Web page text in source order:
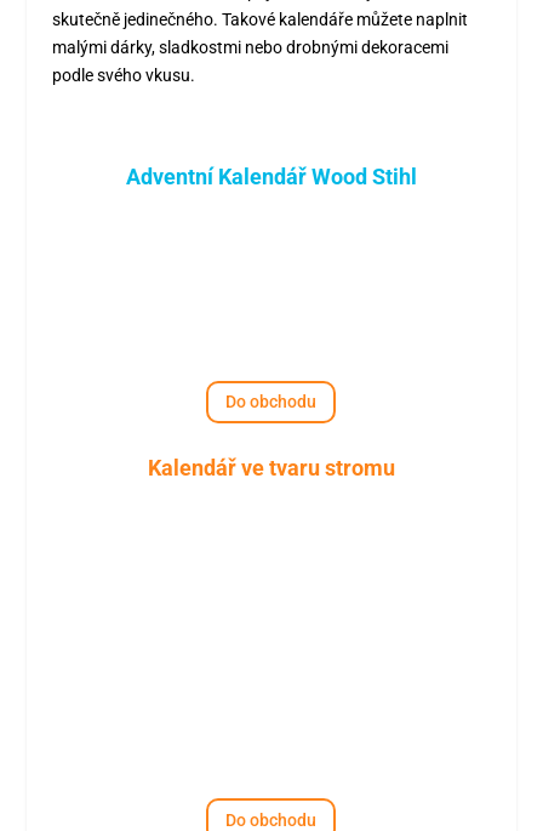
skutečně jedinečného. Takové kalendáře můžete naplnit
malými dárky, sladkostmi nebo drobnými dekoracemi
podle svého vkusu.
Adventní Kalendář Wood Stihl
Do obchodu
Kalendář ve tvaru stromu
Do obchodu